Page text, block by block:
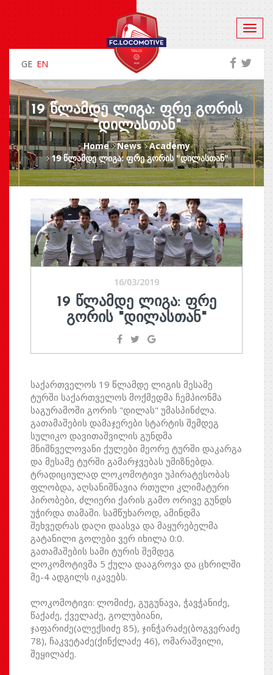
GE EN
19 ᲬᲚᲐᲛᲓᲔ ᲚᲘᲒᲐ: ᲤᲠᲔ ᲒᲝᲠᲘᲡ
"ᲓᲘᲚᲐᲡᲗᲐᲜ"
Home News
Academy
19 წლამდე ლიგა: ფრე გორის "დილასთან"
16/03/2019
19 ᲬᲚᲐᲛᲓᲔ ᲚᲘᲒᲐ: ᲤᲠᲔ
ᲒᲝᲠᲘᲡ "ᲓᲘᲚᲐᲡᲗᲐᲜ"
საქართველოს 19 წლამდე ლიგის მესამე
ტურში საქართველოს მოქმედმა ჩემპიონმა
საგურამოში გორის "დილას" უმასპინძლა.
გათამაშების დამაჯერები სტარტის შემდეგ
სულიკო დავითაშვილის გუნდმა
მნიშნველოვანი ქულები მეორე ტურში დაკარგა
და მესამე ტურში გამარჯვებას უმიზნებდა.
ტრადიციულად ლოკომოტივი უპირატესობას
ფლობდა, აღსანიშნავია რთული კლიმატური
პირობები, ძლიერი ქარის გამო ორივე გუნდს
უჭირდა თამაში. სამწუხაროდ, ამინდმა
შეხვედრას დაღი დაასვა და მაყურებელმა
გატანილი გოლები ვერ იხილა 0:0.
გათამაშების სამი ტურის შემდეგ
ლოკომოტივმა 5 ქულა დააგროვა და ცხრილში
მე-4 ადგილს იკავებს.
ლოკომოტივი: ლომიძე, გუგუნავა, ჭავჭანიძე,
წაქაძე, ქველაძე, გოლუბიანი,
ჯაფარიძე(ალექსიძე 85), ჯინჭარაძე(ბოგვერაძე
78), ჩაკვეტაძე(ქინქლაძე 46), ომარაშვილი,
შეყილაძე.